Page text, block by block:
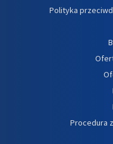
Polityka
Procedura